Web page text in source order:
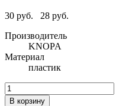
30 руб.
28 руб.
Производитель
KNOPA
Материал
пластик
В корзину